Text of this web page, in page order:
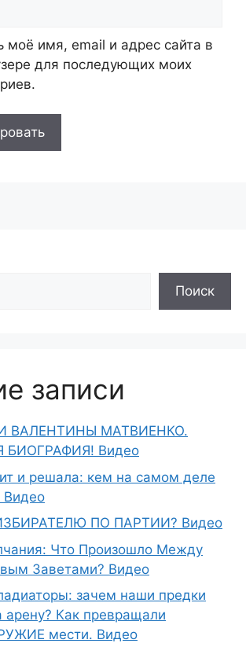
моё имя, email и адрес сайта в
для последующих моих
Поиск
записи
ВАЛЕНТИНЫ МАТВИЕНКО.
Видео
и решала: кем на самом деле
Видео
ПО ПАРТИИ? Видео
Что Произошло Между
Заветами? Видео
зачем наши предки
арену? Как превращали
мести. Видео